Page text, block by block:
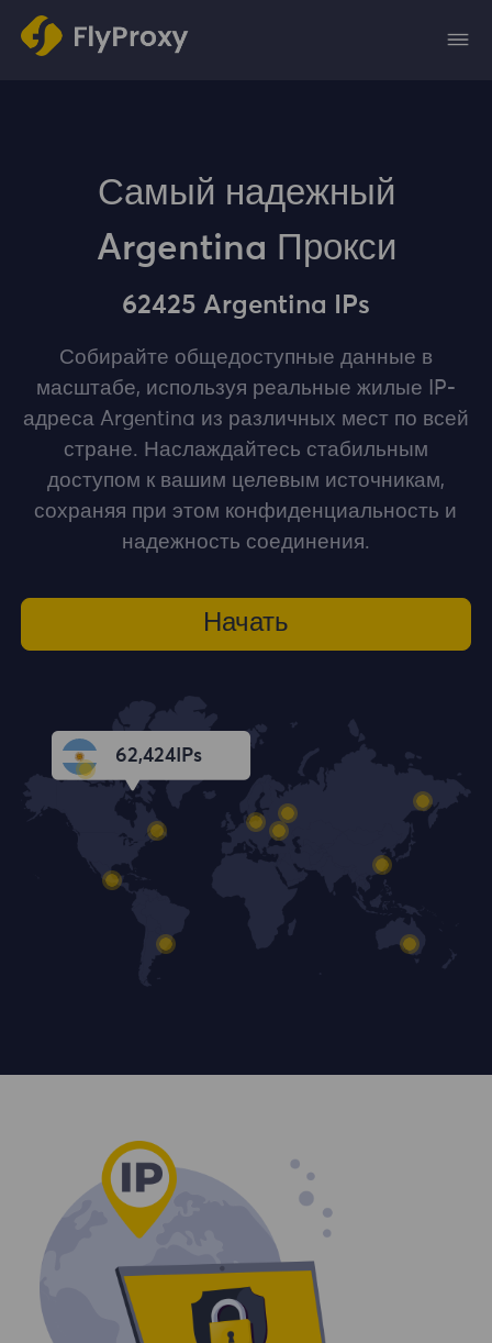
Самый надежный
Argentina Прокси
62425 Argentina IPs
Собирайте общедоступные данные в
масштабе, используя реальные жилые IP-
адреса Argentina из различных мест по всей
стране. Наслаждайтесь стабильным
доступом к вашим целевым источникам,
сохраняя при этом конфиденциальность и
надежность соединения.
Начать
62,425IPs